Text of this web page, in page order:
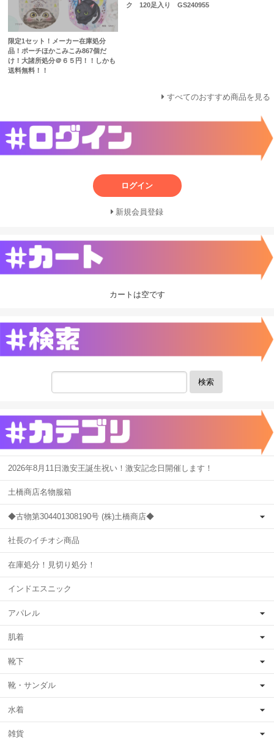
限定1セット！メーカー在庫処分
品！ポーチほかこみこみ867個だ
け！大諸所処分＠６５円！！しかも
送料無料！！
ク 120足入り GS240955
すべてのおすすめ商品を見る
ログイン
新規会員登録
カートは空です
検索
2026年8月11日激安王誕生祝い！激安記念日開催します！
土橋商店名物服箱
◆古物第304401308190号 (株)土橋商店◆
社長のイチオシ商品
在庫処分！見切り処分！
インドエスニック
アパレル
肌着
靴下
靴・サンダル
水着
雑貨